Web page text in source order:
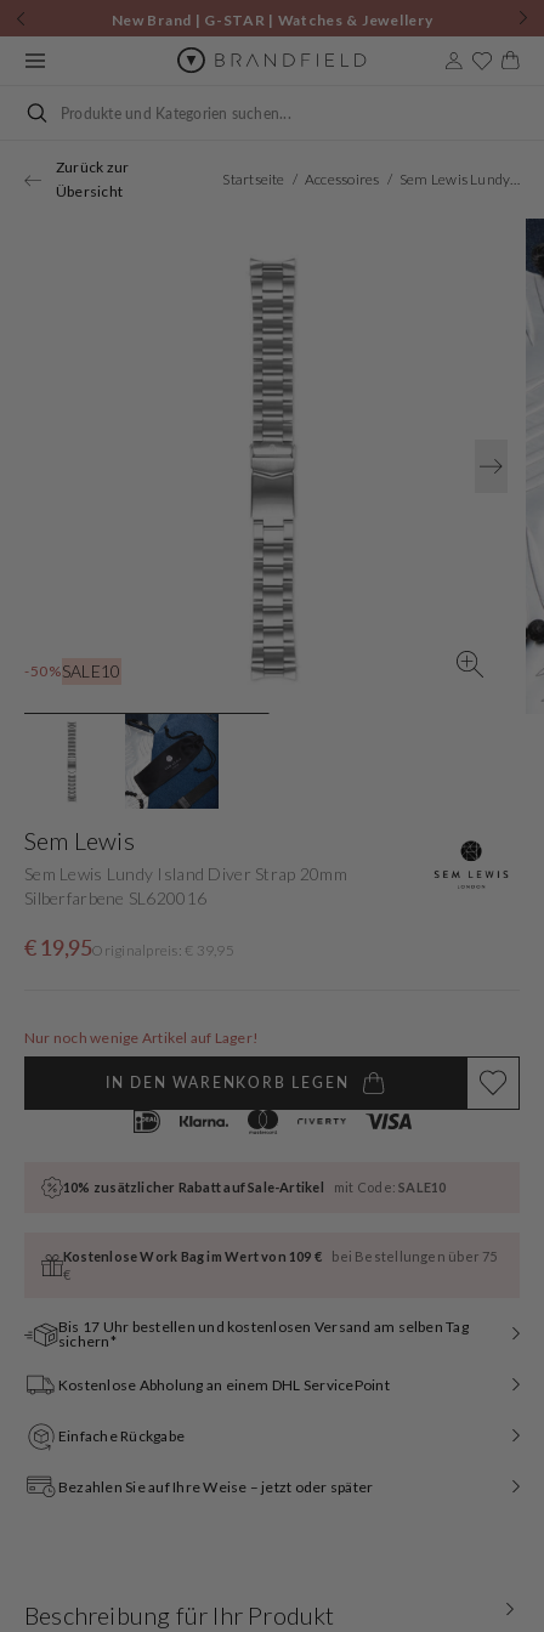
Zum
Inhalt
springen
New Brand | G-STAR | Watches & Jewellery
Suchen
Zurück zur
Übersicht
Startseite Accessoires Sem Lewis Lundy Island Diver Strap 20mm Silberfarbene SL620016
-50%SALE10
Öffnen
Medien
1
in
der
Galerieansicht
Beschreibung für Ihr Produkt
Sem Lewis
Sem Lewis Lundy Island Diver Strap 20mm
Silberfarbene SL620016
Verkaufspreis
€ 19,95
NormalerOriginalpreis: € 39,95
Nur noch wenige Artikel auf Lager!
IN DEN WARENKORB LEGEN
10% zusätzlicher Rabatt auf Sale-Artikel mit Code:SALE10
Kostenlose Work Bag im Wert von 109 €
bei Bestellungen über 75
€
Bis 17 Uhr bestellen und kostenlosen Versand am selben Tag
sichern*
Kostenlose Abholung an einem DHL ServicePoint
Einfache Rückgabe
Bezahlen Sie auf Ihre Weise – jetzt oder später